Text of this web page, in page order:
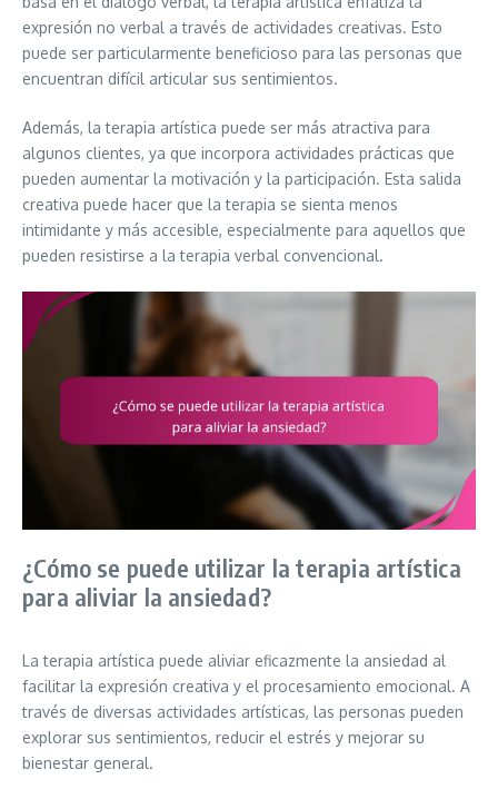
expresión no verbal a través de actividades creativas. Esto
puede ser particularmente beneficioso para las personas que
encuentran difícil articular sus sentimientos.
Además, la terapia artística puede ser más atractiva para
algunos clientes, ya que incorpora actividades prácticas que
pueden aumentar la motivación y la participación. Esta salida
creativa puede hacer que la terapia se sienta menos
intimidante y más accesible, especialmente para aquellos que
pueden resistirse a la terapia verbal convencional.
¿Cómo se puede utilizar la terapia artística
para aliviar la ansiedad?
La terapia artística puede aliviar eficazmente la ansiedad al
facilitar la expresión creativa y el procesamiento emocional. A
través de diversas actividades artísticas, las personas pueden
explorar sus sentimientos, reducir el estrés y mejorar su
bienestar general.